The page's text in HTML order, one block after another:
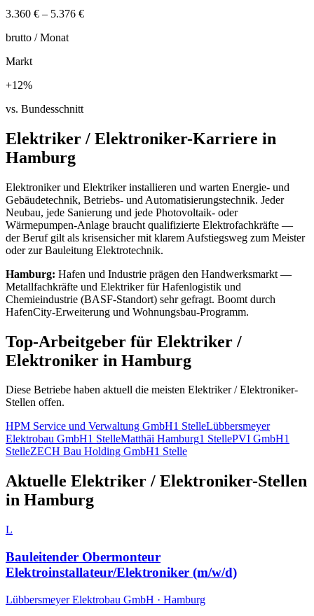
3.360 € – 5.376 €
brutto /Monat
Markt
+12%
vs. Bundesschnitt
Elektriker / Elektroniker-Karriere in
Hamburg
Elektroniker und Elektriker installieren und warten Energie- und
Gebäudetechnik, Betriebs- und Automatisierungstechnik. Jeder
Neubau, jede Sanierung und jede Photovoltaik- oder
Wärmepumpen-Anlage braucht qualifizierte Elektrofachkräfte —
der Beruf gilt als krisensicher mit klarem Aufstiegsweg zum Meister
oder zur Bauleitung Elektrotechnik.
Hamburg: Hafen und Industrie prägen den Handwerksmarkt —
Metallfachkräfte und Elektriker für Hafenlogistik und
Chemieindustrie (BASF-Standort) sehr gefragt. Boomt durch
HafenCity-Erweiterung und Wohnungsbau-Programm.
Top-Arbeitgeber für Elektriker /
Elektroniker in Hamburg
Diese Betriebe haben aktuell die meisten Elektriker / Elektroniker-
Stellen offen.
HPM Service und Verwaltung GmbH1 StelleLübbersmeyer
Elektrobau GmbH1 StelleMatthäi Hamburg1 StellePVI GmbH1
StelleZECH Bau Holding GmbH1 Stelle
Aktuelle Elektriker / Elektroniker-Stellen
in Hamburg
L
Bauleitender Obermonteur
Elektroinstallateur/Elektroniker (m/w/d)
Lübbersmeyer Elektrobau GmbH · Hamburg